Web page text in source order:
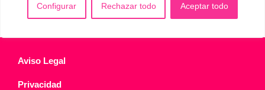
Configurar Rechazar todo Aceptar todo
Aviso Legal
Privacidad